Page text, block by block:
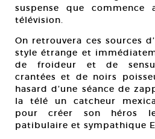
suspense que
télévision.
On retrouvera ces sources
style étrange et
de froideur et de
crantées et de noirs
hasard d’une séance de
la télé un catcheur
pour créer son héros
patibulaire et sympathique